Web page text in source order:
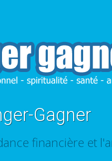
Gagner
financière et